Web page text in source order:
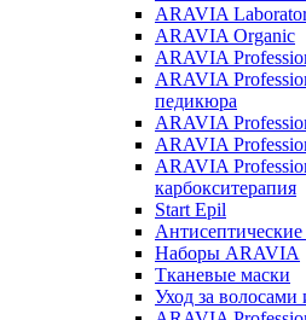
ARAVIA
ARAVIA Organic
ARAVIA
ARAVIA
педикюра
ARAVIA
ARAVIA
ARAVIA
карбокситерапия
Start Epil
Антисептические
Наборы ARAVIA
Тканевые маски
Уход за